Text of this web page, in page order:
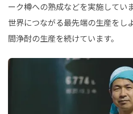
ーク樽への熟成などを実施してい
世界につながる最先端の生産をし
間浄酎の生産を続けています。